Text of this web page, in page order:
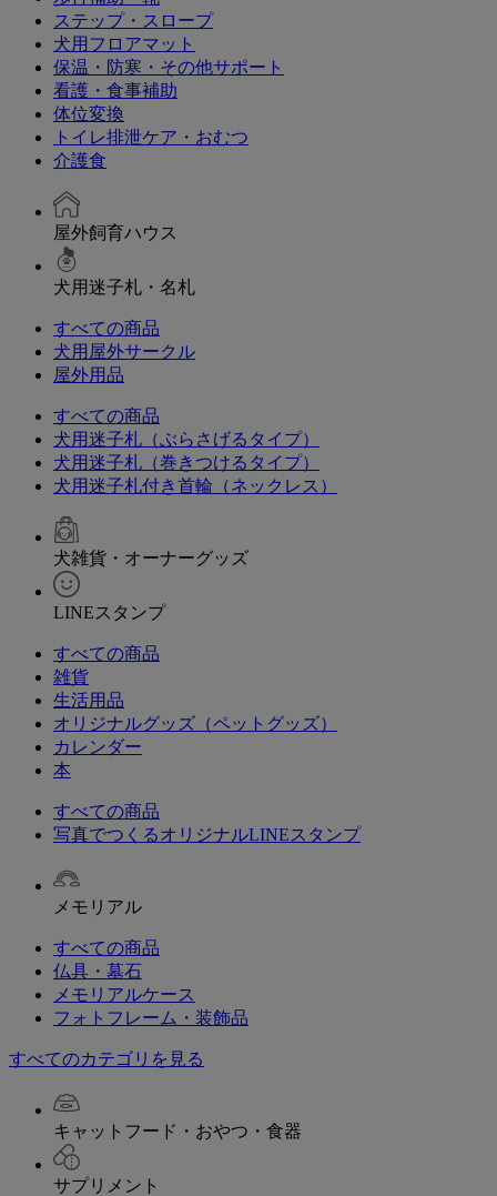
ステップ・スロープ
犬用フロアマット
保温・防寒・その他サポート
看護・食事補助
体位変換
トイレ排泄ケア・おむつ
介護食
屋外飼育ハウス
犬用迷子札・名札
すべての商品
犬用屋外サークル
屋外用品
すべての商品
犬用迷子札（ぶらさげるタイプ）
犬用迷子札（巻きつけるタイプ）
犬用迷子札付き首輪（ネックレス）
犬雑貨・オーナーグッズ
LINEスタンプ
すべての商品
雑貨
生活用品
オリジナルグッズ（ペットグッズ）
カレンダー
本
すべての商品
写真でつくるオリジナルLINEスタンプ
メモリアル
すべての商品
仏具・墓石
メモリアルケース
フォトフレーム・装飾品
すべてのカテゴリを見る
キャットフード・おやつ・食器
サプリメント